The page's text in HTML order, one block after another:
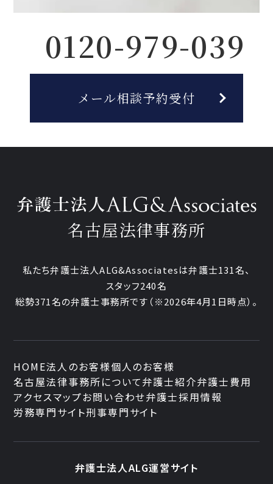
0120-979-039
メール相談予約受付
名古屋法律事務所
私たち弁護士法人ALG&Associatesは弁護士131名、
スタッフ240名
総勢371名の弁護士事務所です （※2026年4月1日時点）。
HOME法人のお客様個人のお客様
名古屋法律事務所について弁護士紹介弁護士費用
アクセスマップお問い合わせ弁護士採用情報
労務専門サイト刑事専門サイト
弁護士法人ALG運営サイト